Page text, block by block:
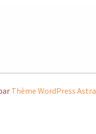
Thème WordPress Astra